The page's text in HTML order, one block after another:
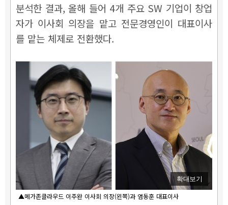
분석한 결과, 올해 들어 4개 주요 SW 기업이 창업
자가 이사회 의장을 맡고 전문경영인이 대표이사
를 맡는 체제로 전환했다.
확대보기
▲메가존클라우드 이주완 이사회 의장(왼쪽)과 염동훈 대표이사